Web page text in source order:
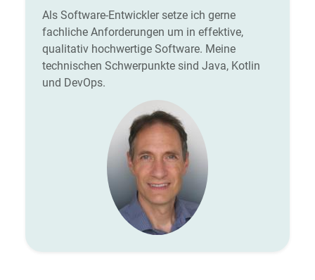
Als Software-Entwickler setze ich gerne
fachliche Anforderungen um in effektive,
qualitativ hochwertige Software. Meine
technischen Schwerpunkte sind Java, Kotlin
und DevOps.